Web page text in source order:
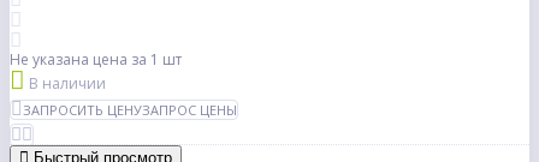
Не указана цена за 1 шт
В наличии
ЗАПРОСИТЬ ЦЕНУЗАПРОС ЦЕНЫ
Быстрый просмотр